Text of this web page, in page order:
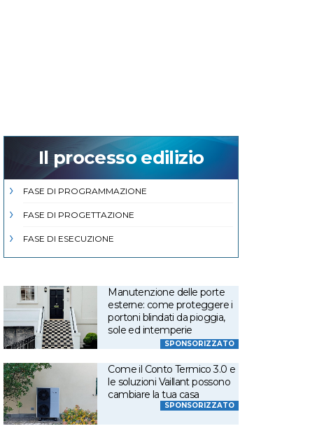
Il processo edilizio
FASE DI PROGRAMMAZIONE
FASE DI PROGETTAZIONE
FASE DI ESECUZIONE
Manutenzione delle porte
esterne: come proteggere i
portoni blindati da pioggia,
sole ed intemperie
SPONSORIZZATO
Come il Conto Termico 3.0 e
le soluzioni Vaillant possono
cambiare la tua casa
SPONSORIZZATO